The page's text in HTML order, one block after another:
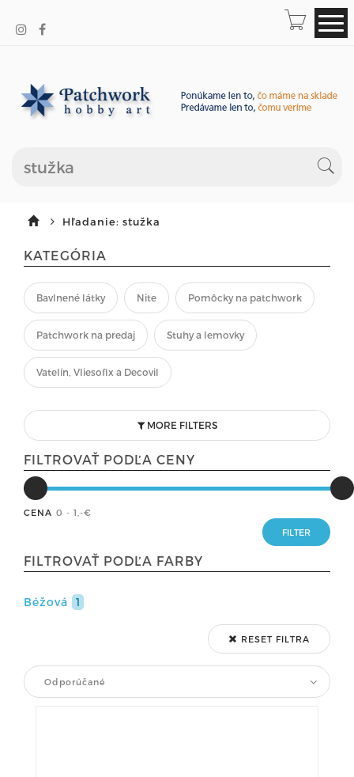
Hľadanie: stužka
KATEGÓRIA
Bavlnené látky Nite Pomôcky na patchwork
Patchwork na predaj Stuhy a lemovky
Vatelín, Vliesofix a Decovil
MORE FILTERS
FILTROVAŤ PODĽA CENY
CENA 0 - 1 ,-€
FILTROVAŤ PODĽA FARBY
Béžová 1
RESET FILTRA
Odporúčané